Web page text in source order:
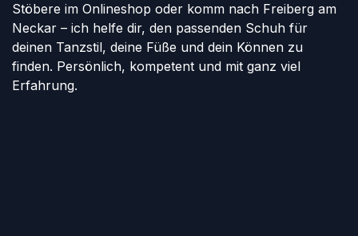
Stöbere im Onlineshop oder komm nach Freiberg am
Neckar – ich helfe dir, den passenden Schuh für
deinen Tanzstil, deine Füße und dein Können zu
finden. Persönlich, kompetent und mit ganz viel
Erfahrung.